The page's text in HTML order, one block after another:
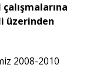
üzerinden
2008-2010